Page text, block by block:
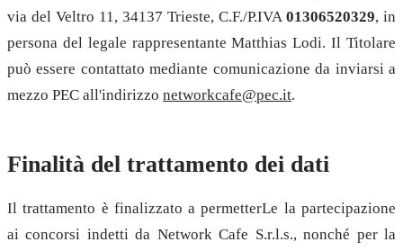
via del Veltro 11, 34137 Trieste, C.F./P.IVA 01306520329, in
persona del legale rappresentante Matthias Lodi. Il Titolare
può essere contattato mediante comunicazione da inviarsi a
mezzo PEC all'indirizzo networkcafe@pec.it.
Finalità del trattamento dei dati
Il trattamento è finalizzato a permetterLe la partecipazione
ai concorsi indetti da Network Cafe S.r.l.s., nonché per la